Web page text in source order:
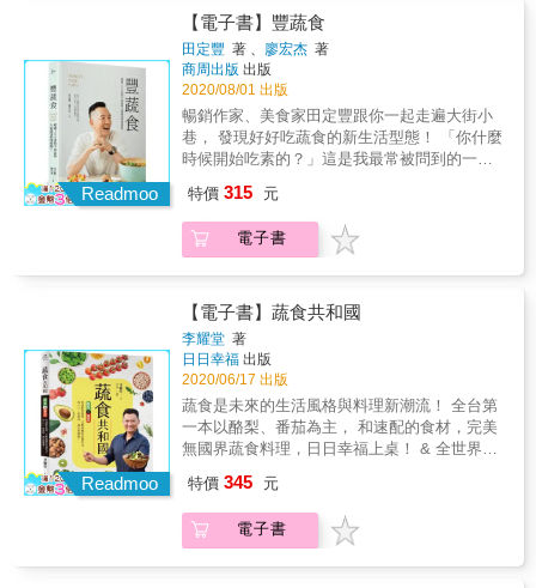
特小麥回味湯／普羅旺斯燉菜／紅豆番茄燉蛋
／義式烘蛋／番茄派／碧綠薄餅／鷹嘴豆咖哩
／綠塔吉鍋／蔬食漢堡／綠意手抓飯／墨西哥
塔可餅／越南蕎麥米線／豆排／酥炸豆腐／義
式大麥燉飯／甜椒餡餅／金黃豆糊／蔬食串燒
● 甜點 鷹嘴豆巧克力蛋糕／超勁量松露球／司
康／莓果藜麥糊／超級馬芬／格子鬆餅／藍蛋
淋／杏仁酥餅／無敵布朗尼
一、兩種香菜細末來提味，最後添些酥脆口感
的食材，為餐點留下一抹餘韻。 【料理精選】
● 開胃小點與前菜 碧綠鷹嘴豆泥／蔬食餅排／
孟買風味小點／綠魚子醬風味普切塔／日式芝
麻紅豆捲／烤毛豆／蔬菜捲／中東風味油炸鷹
嘴豆丸子／布利尼薄餅／花豆普切塔／墨西哥
捲餅／蔬食春捲／墨西哥薄餅／綠披薩／湯品
與沙拉／義式鷹嘴豆雜菜湯／綠甜心／珊瑚紅
椰奶／義大利雜菜湯／春綠濃湯／無敵高湯／
季風情／墨西哥沙拉／印加風味塔布勒沙拉／
紅珍珠大麥／酥烤土司豆腐／群島沙拉／碧綠
丼飯／斯佩爾特小麥沙拉 ● 主菜 墨西哥風味蔬
印度香辣豆泥糊／番茄皇帝豆回味湯／斯佩爾
特小麥回味湯／普羅旺斯燉菜／紅豆番茄燉蛋
／義式烘蛋／番茄派／碧綠薄餅／鷹嘴豆咖哩
／綠塔吉鍋／蔬食漢堡／綠意手抓飯／墨西哥
塔可餅／越南蕎麥米線／豆排／酥炸豆腐／義
式大麥燉飯／甜椒餡餅／金黃豆糊／蔬食串燒
● 甜點 鷹嘴豆巧克力蛋糕／超勁量松露球／司
白奶昔／豆腐風味法式土司／輕糖巧克力冰淇
淋／杏仁酥餅／無敵布朗尼
錄，分享改變食物選擇，蔬食一樣能增肌減
脂，身心靈更加美好！ 2.&獨家設計70道養顏
美味全植物私房食譜，主食X桌菜X點心X湯品
多樣組合！ 3.&搭配「勻體運動計畫」，粉絲
實證最有效New Me減脂運動指導！ 4.&全植物
飲食貼心QA整理，詳細解說釋疑！& *** 各界
推薦： 隨著時代進步，「無肉不歡」的飲食觀
念大大地改變，不僅要吃得好，更要吃得健
康，透過多元的烹調方式，以及正確的食材選
用，打造出蔬食新面貌，也能夠「無肉亦可
歡」。──文青主廚Jerry陳昆煌
（Vegan）風潮」，此飲食法最重要的概念就是
「零動物產品」。 藉由「全植物飲食」，不只
能讓身體機能恢復「平衡」、「乾淨」與「營
養」，並且在了解全植物飲食背後的動機──對
地球的友好、對動物的善意、對環境的潛移默
化，都能讓我更堅定地執行「全植物飲食計
畫」。 執行全植物飲食，同樣能夠享受飲食的
美好與口腹之慾，在執行計畫的過程中，會更
關心自己的身體狀況，懂得聆聽需求而進食，
風潮不只是一種流行性的飲食方式，而是一種
態度、一種主張。你準備好跟我一起開始Vegan
Life了嗎？ ／本書特色／ 1.&作者親身體驗紀
錄，分享改變食物選擇，蔬食一樣能增肌減
脂，身心靈更加美好！ 2.&獨家設計70道養顏
美味全植物私房食譜，主食X桌菜X點心X湯品
多樣組合！ 3.&搭配「勻體運動計畫」，粉絲
實證最有效New Me減脂運動指導！ 4.&全植物
飲食貼心QA整理，詳細解說釋疑！& *** 各界
推薦： 隨著時代進步，「無肉不歡」的飲食觀
念大大地改變，不僅要吃得好，更要吃得健
康，透過多元的烹調方式，以及正確的食材選
用，打造出蔬食新面貌，也能夠「無肉亦可
歡」。──文青主廚Jerry陳昆煌
Readmoo
【電子書】豐蔬食
田定豐 著 、 廖宏杰 著
商周出版 出版
2020/08/01 出版
暢銷作家、美食家田定豐跟你一起走遍大街小
巷， 發現好好吃蔬食的新生活型態！ 「你什麼
時候開始吃素的？」這是我最常被問到的一個
二十多年前，那段黑色的日子。但我並不害怕
想起那段日子，就是因為有那些經歷，我轉而
開始吃素，成就了現在的我──一個更好版本的
這一項堅持漸漸內化成了我的動力，一點一滴
改變了我，擺脫了過去金童的標籤、變得踏
實。我的失眠、憂鬱症不知不覺地不藥而癒，
而這一切改變的起始，來自我從未給自己制
約，因為制約形成秩序，秩序會框架住人。而
吃素的過程中，我不僅真正得到了自由，更清
楚我應該去做的事，從此變得踏實，不再漫無
目的。」 基於一個讓世界更美好的價值信仰，
就從一周吃一天的蔬食開始！ 想嘗試改變飲食
就是一種意志力的展現。我們的意志力可以展
現在生活中其他的部分，可以改變很多事情的
結果，我們可以從吃蔬食這種小事開始嘗試。
特價 315 元
電子書
Readmoo
【電子書】蔬食共和國
李耀堂 著
日日幸福 出版
2020/06/17 出版
蔬食是未來的生活風格與料理新潮流！ 全台第
一本以酪梨、番茄為主， 和速配的食材，完美
無國界蔬食料理，日日幸福上桌！ & 全世界都
系統健康的維生素E，和幫助維持體內血膽固醇
恆定的不飽和脂肪酸；不論是國產或是進口，
都可以運用在飲食上，食譜的變化很豐富。 &
特價 345 元
電子書